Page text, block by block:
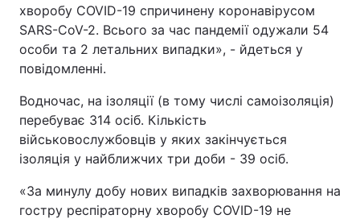
Послуги
Тема оформлення
хворобу COVID-19 спричинену коронавірусом
SARS-CoV-2. Всього за час пандемії одужали 54
особи та 2 летальних випадки», - йдеться у
повідомленні.
Водночас, на ізоляції (в тому числі самоізоляція)
перебуває 314 осіб. Кількість
військовослужбовців у яких закінчується
ізоляція у найближчих три доби - 39 осіб.
«За минулу добу нових випадків захворювання на
гостру респіраторну хворобу COVID-19 не